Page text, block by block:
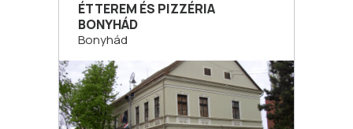
ÉTTEREM ÉS PIZZÉRIA
BONYHÁD
Bonyhád